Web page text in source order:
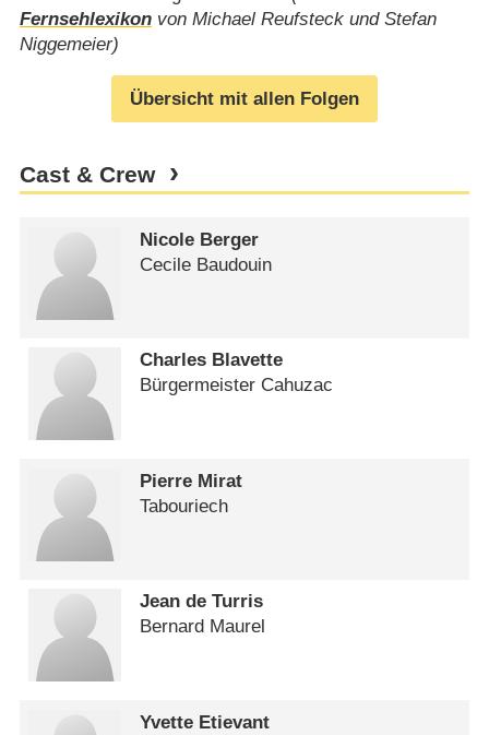
Fernsehlexikonvon Michael Reufsteck und Stefan
Niggemeier)
Übersicht mit allen Folgen
Cast & Crew
Nicole Berger
Cecile Baudouin
Charles Blavette
Bürgermeister Cahuzac
Pierre Mirat
Tabouriech
Jean de Turris
Bernard Maurel
Yvette Etievant